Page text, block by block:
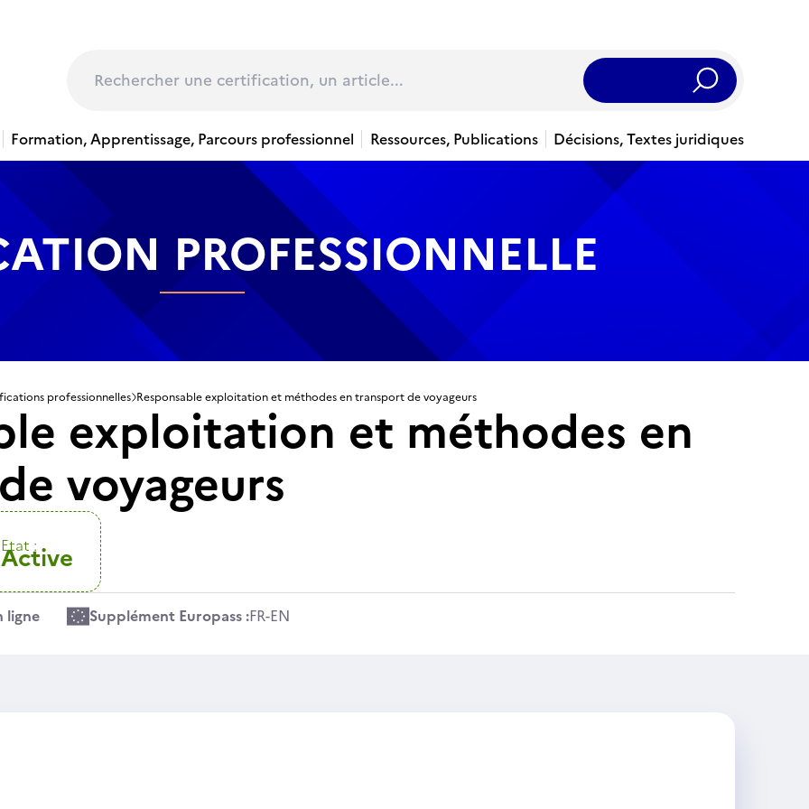
Rechercher
Formation, Apprentissage, Parcours professionnel Ressources, Publications Décisions, Textes juridiques
PROFESSIONNELLE
professionnelles Responsable exploitation et méthodes en transport de voyageurs
exploitation et méthodes en
voyageurs
Etat :
Active
ligne Supplément Europass :FR-EN